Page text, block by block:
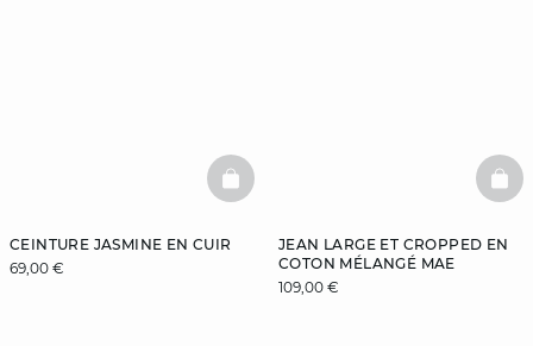
CEINTURE JASMINE EN CUIR
69,00 €
BASKETFULL
JEAN LARGE ET CROPPED EN
COTON MÉLANGÉ MAE
109,00 €